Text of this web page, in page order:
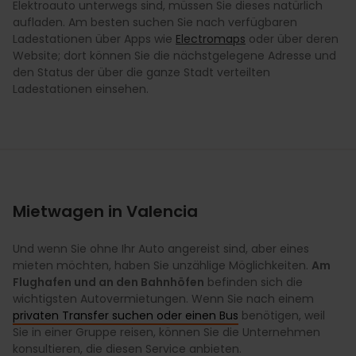
Elektroauto unterwegs sind, müssen Sie dieses natürlich
aufladen. Am besten suchen Sie nach verfügbaren
Ladestationen über Apps wie Electromaps oder über deren
Website; dort können Sie die nächstgelegene Adresse und
den Status der über die ganze Stadt verteilten
Ladestationen einsehen.
Mietwagen in Valencia
Und wenn Sie ohne Ihr Auto angereist sind, aber eines
mieten möchten, haben Sie unzählige Möglichkeiten. Am
Flughafen und an den Bahnhöfen befinden sich die
wichtigsten Autovermietungen. Wenn Sie nach einem
privaten Transfer suchen oder einen Bus benötigen, weil
Sie in einer Gruppe reisen, können Sie die Unternehmen
konsultieren, die diesen Service anbieten.